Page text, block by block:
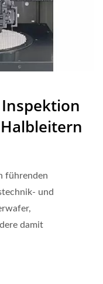
führenden
und
damit